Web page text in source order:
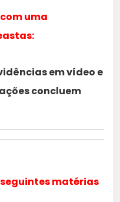
uma
em vídeo e
concluem
matérias